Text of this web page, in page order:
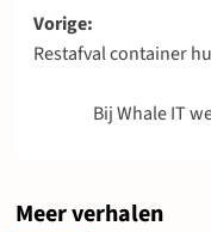
Bericht
navigatie
Vorige:
Restafval container
Bij Whale IT
Meer verhalen